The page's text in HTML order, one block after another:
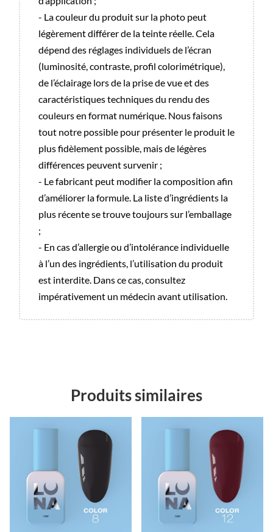
- La couleur du produit sur la photo peut
légèrement différer de la teinte réelle. Cela
dépend des réglages individuels de l’écran
(luminosité, contraste, profil colorimétrique),
de l’éclairage lors de la prise de vue et des
caractéristiques techniques du rendu des
couleurs en format numérique. Nous faisons
tout notre possible pour présenter le produit le
plus fidèlement possible, mais de légères
différences peuvent survenir ;
- Le fabricant peut modifier la composition afin
d’améliorer la formule. La liste d’ingrédients la
plus récente se trouve toujours sur l’emballage
;
- En cas d’allergie ou d’intolérance individuelle
à l’un des ingrédients, l’utilisation du produit
est interdite. Dans ce cas, consultez
impérativement un médecin avant utilisation.
Produits similaires